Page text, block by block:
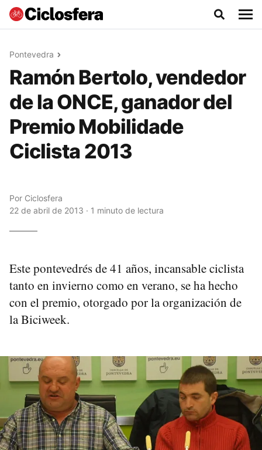
Pontevedra
Ramón Bertolo, vendedor
de la ONCE, ganador del
Premio Mobilidade
Ciclista 2013
Por Ciclosfera
22 de abril de 2013 · 1 minuto de lectura
Este pontevedrés de 41 años, incansable ciclista
tanto en invierno como en verano, se ha hecho
con el premio, otorgado por la organización de
la Biciweek.